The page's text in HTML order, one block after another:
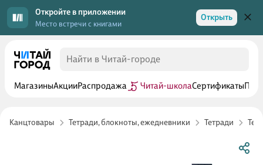
Откройте в приложении
Место встречи с книгами
Открыть
МагазиныАкцииРаспродажа Читай-школаСертификаты
Канцтовары Тетради, блокноты, ежедневники Тетради